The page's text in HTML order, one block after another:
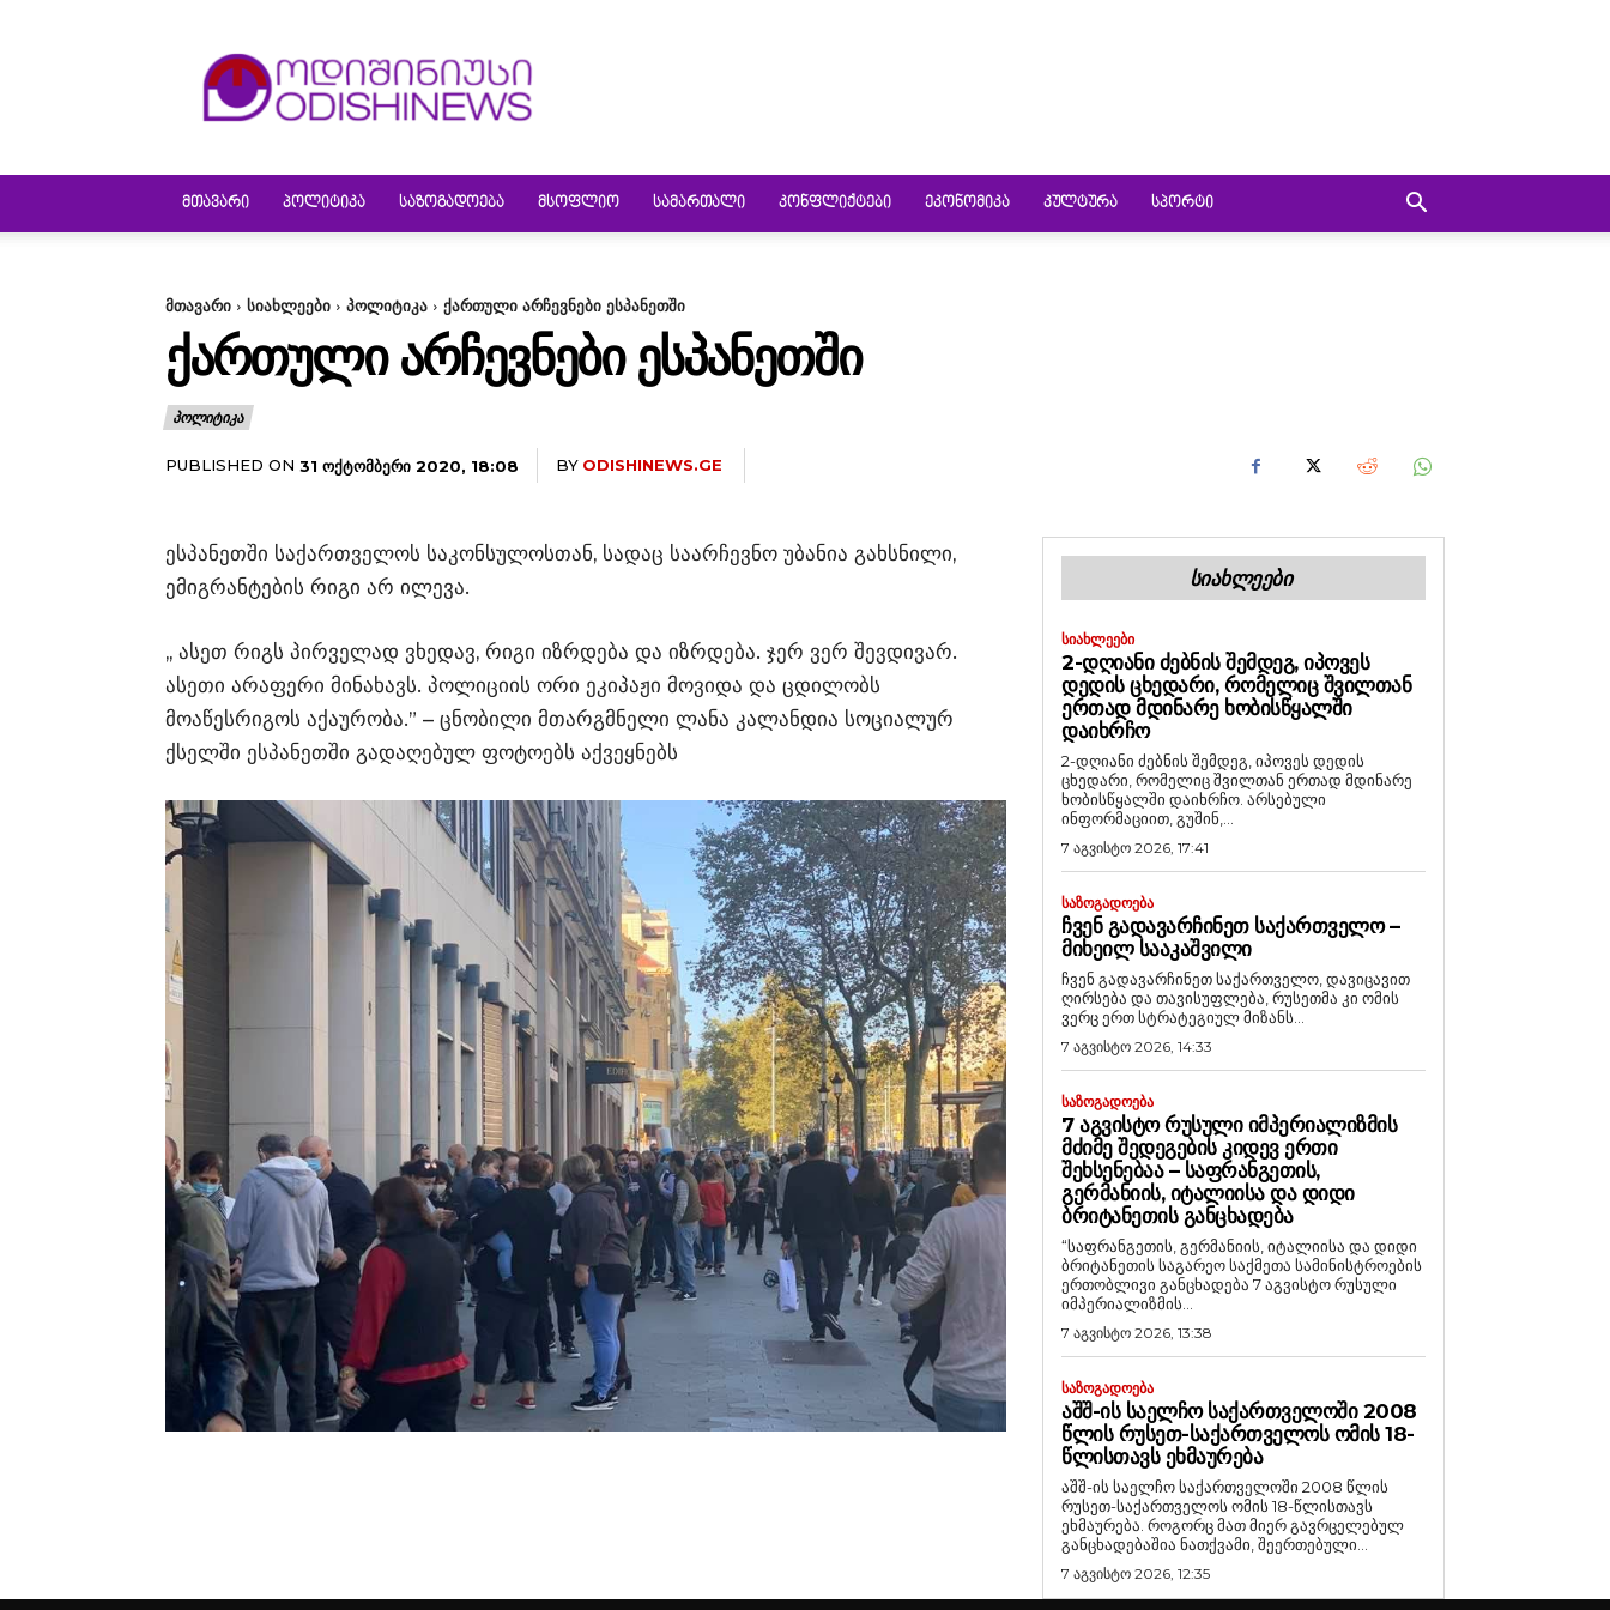
ᲛᲗᲐᲕᲐᲠᲘ ᲞᲝᲚᲘᲢᲘᲙᲐ ᲡᲐᲖᲝᲒᲐᲓᲝᲔᲑᲐ ᲛᲡᲝᲤᲚᲘᲝ ᲡᲐᲛᲐᲠᲗᲐᲚᲘ ᲙᲝᲜᲤᲚᲘᲥᲢᲔᲑᲘ ᲔᲙᲝᲜᲝᲛᲘᲙᲐ ᲙᲣᲚᲢᲣᲠᲐ ᲡᲞᲝᲠᲢᲘ
მთავარი სიახლეები პოლიტიკა ქართული არჩევნები ესპანეთში
ᲥᲐᲠᲗᲣᲚᲘ ᲐᲠᲩᲔᲕᲜᲔᲑᲘ ᲔᲡᲞᲐᲜᲔᲗᲨᲘ
ᲞᲝᲚᲘᲢᲘᲙᲐ
PUBLISHED ON 31 ᲝᲥᲢᲝᲛᲑᲔᲠᲘ 2020, 18:08 BY ODISHINEWS.GE
ესპანეთში საქართველოს საკონსულოსთან, სადაც საარჩევნო უბანია გახსნილი,
ემიგრანტების რიგი არ ილევა.
,, ასეთ რიგს პირველად ვხედავ, რიგი იზრდება და იზრდება. ჯერ ვერ შევდივარ.
ასეთი არაფერი მინახავს. პოლიციის ორი ეკიპაჟი მოვიდა და ცდილობს
მოაწესრიგოს აქაურობა.” – ცნობილი მთარგმნელი ლანა კალანდია სოციალურ
ქსელში ესპანეთში გადაღებულ ფოტოებს აქვეყნებს
ᲡᲘᲐᲮᲚᲔᲔᲑᲘ
ᲡᲘᲐᲮᲚᲔᲔᲑᲘ
2-ᲓᲦᲘᲐᲜᲘ ᲫᲔᲑᲜᲘᲡ ᲨᲔᲛᲓᲔᲒ, ᲘᲞᲝᲕᲔᲡ
ᲓᲔᲓᲘᲡ ᲪᲮᲔᲓᲐᲠᲘ, ᲠᲝᲛᲔᲚᲘᲪ ᲨᲕᲘᲚᲗᲐᲜ
ᲔᲠᲗᲐᲓ ᲛᲓᲘᲜᲐᲠᲔ ᲮᲝᲑᲘᲡᲬᲧᲐᲚᲨᲘ
ᲓᲐᲘᲮᲠᲩᲝ
2-დღიანი ძებნის შემდეგ, იპოვეს დედის
ცხედარი, რომელიც შვილთან ერთად მდინარე
ხობისწყალში დაიხრჩო. არსებული
ინფორმაციით, გუშინ,...
7 აგვისტო 2026, 17:41
ᲡᲐᲖᲝᲒᲐᲓᲝᲔᲑᲐ
ᲩᲕᲔᲜ ᲒᲐᲓᲐᲕᲐᲠᲩᲘᲜᲔᲗ ᲡᲐᲥᲐᲠᲗᲕᲔᲚᲝ –
ᲛᲘᲮᲔᲘᲚ ᲡᲐᲐᲙᲐᲨᲕᲘᲚᲘ
ჩვენ გადავარჩინეთ საქართველო, დავიცავით
ღირსება და თავისუფლება, რუსეთმა კი ომის
ვერც ერთ სტრატეგიულ მიზანს...
7 აგვისტო 2026, 14:33
ᲡᲐᲖᲝᲒᲐᲓᲝᲔᲑᲐ
7 ᲐᲒᲕᲘᲡᲢᲝ ᲠᲣᲡᲣᲚᲘ ᲘᲛᲞᲔᲠᲘᲐᲚᲘᲖᲛᲘᲡ
ᲛᲫᲘᲛᲔ ᲨᲔᲓᲔᲒᲔᲑᲘᲡ ᲙᲘᲓᲔᲕ ᲔᲠᲗᲘ
ᲨᲔᲮᲡᲔᲜᲔᲑᲐᲐ – ᲡᲐᲤᲠᲐᲜᲒᲔᲗᲘᲡ,
ᲒᲔᲠᲛᲐᲜᲘᲘᲡ, ᲘᲢᲐᲚᲘᲘᲡᲐ ᲓᲐ ᲓᲘᲓᲘ
ᲑᲠᲘᲢᲐᲜᲔᲗᲘᲡ ᲒᲐᲜᲪᲮᲐᲓᲔᲑᲐ
“საფრანგეთის, გერმანიის, იტალიისა და დიდი
ბრიტანეთის საგარეო საქმეთა სამინისტროების
ერთობლივი განცხადება 7 აგვისტო რუსული
იმპერიალიზმის...
7 აგვისტო 2026, 13:38
ᲡᲐᲖᲝᲒᲐᲓᲝᲔᲑᲐ
ᲐᲨᲨ-ᲘᲡ ᲡᲐᲔᲚᲩᲝ ᲡᲐᲥᲐᲠᲗᲕᲔᲚᲝᲨᲘ 2008
ᲬᲚᲘᲡ ᲠᲣᲡᲔᲗ-ᲡᲐᲥᲐᲠᲗᲕᲔᲚᲝᲡ ᲝᲛᲘᲡ 18-
ᲬᲚᲘᲡᲗᲐᲕᲡ ᲔᲮᲛᲐᲣᲠᲔᲑᲐ
აშშ-ის საელჩო საქართველოში 2008 წლის
რუსეთ-საქართველოს ომის 18-წლისთავს
ეხმაურება. როგორც მათ მიერ გავრცელებულ
განცხადებაშია ნათქვამი, შეერთებული...
7 აგვისტო 2026, 12:35